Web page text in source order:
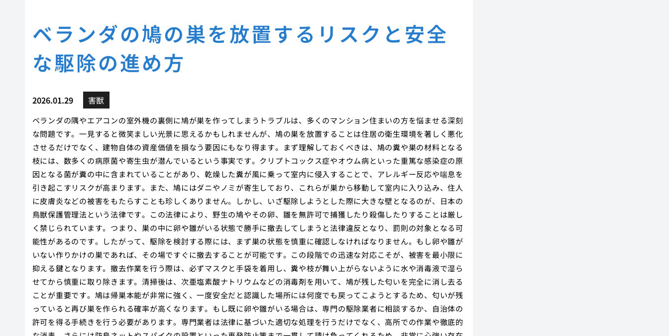
ベランダの鳩の巣を放置するリスクと安全
な駆除の進め方
2026.01.29 害獣
ベランダの隅やエアコンの室外機の裏側に鳩が巣を作ってしまうトラブルは、多くのマンション住まいの方を悩ませる深刻
な問題です。一見すると微笑ましい光景に思えるかもしれませんが、鳩の巣を放置することは住居の衛生環境を著しく悪化
させるだけでなく、建物自体の資産価値を損なう要因にもなり得ます。まず理解しておくべきは、鳩の糞や巣の材料となる
枝には、数多くの病原菌や寄生虫が潜んでいるという事実です。クリプトコックス症やオウム病といった重篤な感染症の原
因となる菌が糞の中に含まれていることがあり、乾燥した糞が風に乗って室内に侵入することで、アレルギー反応や喘息を
引き起こすリスクが高まります。また、鳩にはダニやノミが寄生しており、これらが巣から移動して室内に入り込み、住人
に皮膚炎などの被害をもたらすことも珍しくありません。しかし、いざ駆除しようとした際に大きな壁となるのが、日本の
鳥獣保護管理法という法律です。この法律により、野生の鳩やその卵、雛を無許可で捕獲したり殺傷したりすることは厳し
く禁じられています。つまり、巣の中に卵や雛がいる状態で勝手に撤去してしまうと法律違反となり、罰則の対象となる可
能性があるのです。したがって、駆除を検討する際には、まず巣の状態を慎重に確認しなければなりません。もし卵や雛が
いない作りかけの巣であれば、その場ですぐに撤去することが可能です。この段階での迅速な対応こそが、被害を最小限に
抑える鍵となります。撤去作業を行う際は、必ずマスクと手袋を着用し、糞や枝が舞い上がらないように水や消毒液で湿ら
せてから慎重に取り除きます。清掃後は、次亜塩素酸ナトリウムなどの消毒剤を用いて、鳩が残した匂いを完全に消し去る
ことが重要です。鳩は帰巣本能が非常に強く、一度安全だと認識した場所には何度でも戻ってこようとするため、匂いが残
っていると再び巣を作られる確率が高くなります。もし既に卵や雛がいる場合は、専門の駆除業者に相談するか、自治体の
許可を得る手続きを行う必要があります。専門業者は法律に基づいた適切な処理を行うだけでなく、高所での作業や徹底的